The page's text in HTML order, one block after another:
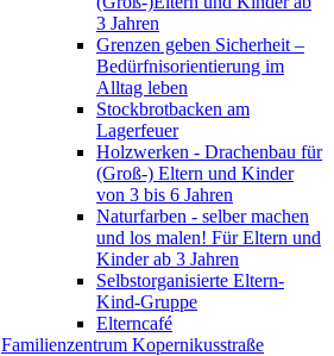
3 Jahren
Grenzen geben Sicherheit –
Bedürfnisorientierung im
Alltag leben
Stockbrotbacken am
Lagerfeuer
Holzwerken - Drachenbau für
(Groß-) Eltern und Kinder
von 3 bis 6 Jahren
Naturfarben - selber machen
und los malen! Für Eltern und
Kinder ab 3 Jahren
Selbstorganisierte Eltern-
Kind-Gruppe
Elterncafé
Familienzentrum Kopernikusstraße